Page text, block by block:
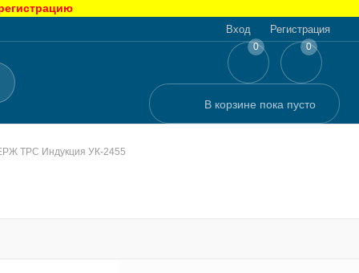
Вход Регистрация
0 0
В корзине пока пусто
ТРС Индукция УК-2455